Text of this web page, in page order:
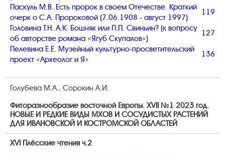
Паскуль М.В. Есть пророк в своем Отечестве. Краткий
очерк о С.А. Пророковой (7.06.1908 - август 1997)
119
Головина Т.Н. А.К. Бошняк или П.П. Свиньин? (к вопросу
об авторстве романа «Ягуб Скупалов»)
127
Пелевина Е.Е. Музейный культурно-просветительский
проект «Археолог и Я»
136
Голубева М.А., Сорокин А.И.
Фиторазнообразие восточной Европы. XVII №1 2023 год.
НОВЫЕ И РЕДКИЕ ВИДЫ МХОВ И СОСУДИСТЫХ РАСТЕНИЙ
ДЛЯ ИВАНОВСКОЙ И КОСТРОМСКОЙ ОБЛАСТЕЙ
XVI Плёсские чтения ч.2